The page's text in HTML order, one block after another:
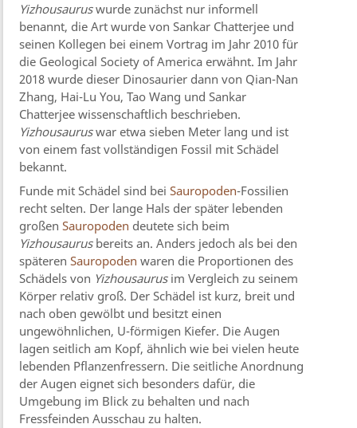
Yizhousauruswurde zunächst nur informell
benannt, die Art wurde von Sankar Chatterjee und
seinen Kollegen bei einem Vortrag im Jahr 2010 für
die Geological Society of America erwähnt. Im Jahr
2018 wurde dieser Dinosaurier dann von Qian-Nan
Zhang, Hai-Lu You, Tao Wang und Sankar
Chatterjee wissenschaftlich beschrieben.
Yizhousauruswar etwa sieben Meter lang und ist
von einem fast vollständigen Fossil mit Schädel
bekannt.
Funde mit Schädel sind beiSauropoden-Fossilien
recht selten. Der lange Hals der später lebenden
großenSauropoden deutete sich beim
Yizhousaurusbereits an. Anders jedoch als bei den
späterenSauropoden waren die Proportionen des
Schädels von Yizhousaurusim Vergleich zu seinem
Körper relativ groß. Der Schädel ist kurz, breit und
nach oben gewölbt und besitzt einen
ungewöhnlichen, U-förmigen Kiefer. Die Augen
lagen seitlich am Kopf, ähnlich wie bei vielen heute
lebenden Pflanzenfressern. Die seitliche Anordnung
der Augen eignet sich besonders dafür, die
Umgebung im Blick zu behalten und nach
Fressfeinden Ausschau zu halten.